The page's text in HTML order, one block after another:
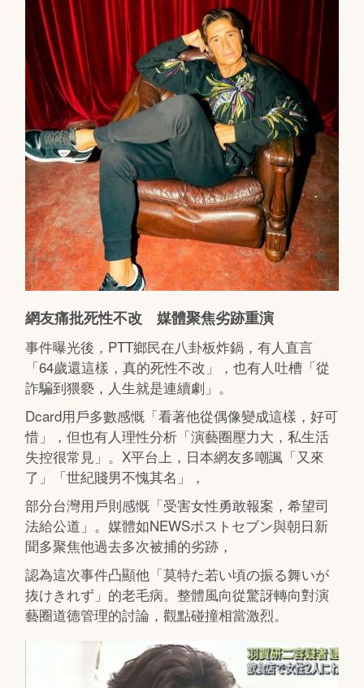
網友痛批死性不改 媒體聚焦劣跡重演
事件曝光後，PTT鄉民在八卦板炸鍋，有人直言
「64歲還這樣，真的死性不改」，也有人吐槽「從
詐騙到猥褻，人生就是連續劇」。
Dcard用戶多數感慨「看著他從偶像變成這樣，好可
惜」，但也有人理性分析「演藝圈壓力大，私生活
失控很常見」。X平台上，日本網友多嘲諷「又來
了」「世紀賤男不愧其名」，
部分台灣用戶則感慨「受害女性勇敢報案，希望司
法給公道」。媒體如NEWSポストセブン與朝日新
聞多聚焦他過去多次被捕的劣跡，
認為這次事件凸顯他「莫特た若い頃の振る舞いが
抜けきれず」的老毛病。整體風向從驚訝轉向對演
藝圈道德管理的討論，觀點碰撞相當激烈。